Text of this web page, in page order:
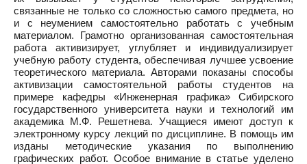
связанные не только со сложностью самого предмета, но
и с неумением самостоятельно работать с учебным
материалом. Грамотно организованная самостоятельная
работа активизирует, углубляет и индивидуализирует
учебную работу студента, обеспечивая лучшее усвоение
теоретического материала. Авторами показаны способы
активизации самостоятельной работы студентов на
примере кафедры «Инженерная графика» Сибирского
государственного университета науки и технологий им
академика М.Ф. Решетнева. Учащиеся имеют доступ к
электронному курсу лекций по дисциплине. В помощь им
изданы методические указания по выполнению
графических работ. Особое внимание в статье уделено